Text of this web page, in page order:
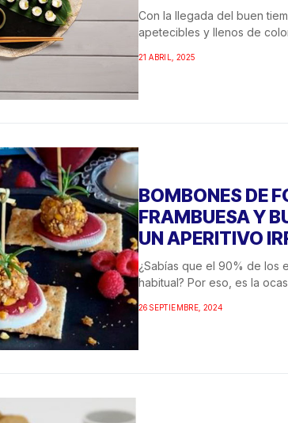
Con la llegada del buen
apetecibles y llenos de
21 ABRIL, 2025
BOMBONES DE
FRAMBUESA Y
UN APERITIVO
¿Sabías que el 90% de los
habitual? Por eso, es la
26 SEPTIEMBRE, 2024